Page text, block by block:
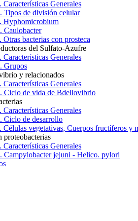
Características Generales
Tipos de división celular
Hyphomicrobium
Caulobacter
Otras bacterias con prosteca
del Sulfato-Azufre
Características Generales
Grupos
y relacionados
Características Generales
Ciclo de vida de Bdellovibrio
Características Generales
Ciclo de desarrollo
Células vegetativas, Cuerpos fructíferos y
proteobacterias
Características Generales
Campylobacter jejuni - Helico. pylori